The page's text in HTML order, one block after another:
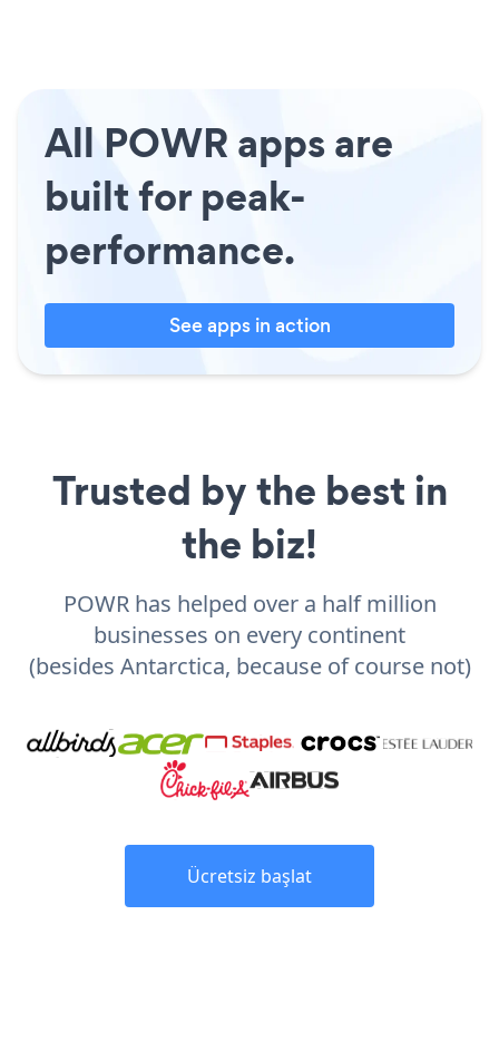
All POWR apps are
built for peak-
performance.
See apps in action
Trusted by the best in
the biz!
POWR has helped over a half million
businesses on every continent
(besides Antarctica, because of course not)
Ücretsiz başlat